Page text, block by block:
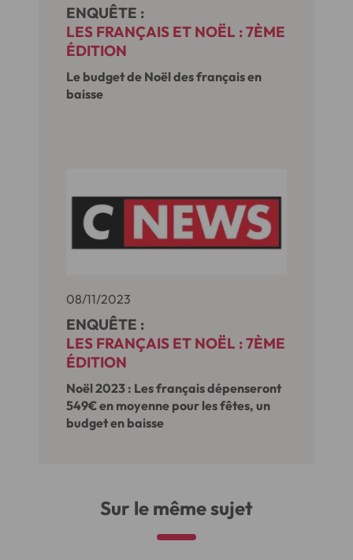
ENQUÊTE :
LES FRANÇAIS ET NOËL : 7ÈME
ÉDITION
Le budget de Noël des français en
baisse
08/11/2023
ENQUÊTE :
LES FRANÇAIS ET NOËL : 7ÈME
ÉDITION
Noël 2023 : Les français dépenseront
549€ en moyenne pour les fêtes, un
budget en baisse
Sur le même sujet